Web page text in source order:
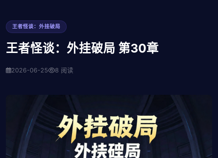
王者怪谈：外挂破局
王者怪谈：外挂破局 第30章
2026-06-25 8 阅读